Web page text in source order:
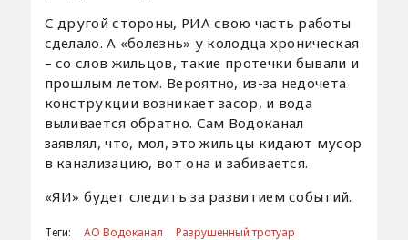
С другой стороны, РИА свою часть работы
сделало. А «болезнь» у колодца хроническая
– со слов жильцов, такие протечки бывали и
прошлым летом. Вероятно, из-за недочета
конструкции возникает засор, и вода
выливается обратно. Сам Водоканал
заявлял, что, мол, это жильцы кидают мусор
в канализацию, вот она и забивается.
«ЯИ» будет следить за развитием событий.
Теги: АО Водоканал
Разрушенный тротуар